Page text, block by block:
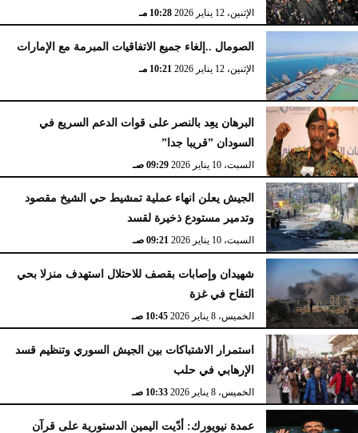
الإثنين، 12 يناير 2026 10:28 مـ
الصومال ..إلغاء جميع الاتفاقيات المبرمة مع الإمارات
الإثنين، 12 يناير 2026 10:21 مـ
البرهان يعِد بالنصر على قوات الدعم السريع في
السودان ”قريبا جدا”
السبت، 10 يناير 2026 09:29 صـ
الجيش يعلن انهاء عملية تمشيط حي الشيخ مقصود
وتدمير مستودع ذخيرة لقسد
السبت، 10 يناير 2026 09:21 صـ
شهيدان وإصابات بقصف للاحتلال استهدف منزلا بحي
التفاح في غزة
الخميس، 8 يناير 2026 10:45 صـ
استمرار الاشتباكات بين الجيش السوري وتنظيم قسد
الإرهابي في حلب
الخميس، 8 يناير 2026 10:33 صـ
عمدة نيويورك: أدّيت اليمين الدستورية على قرآن